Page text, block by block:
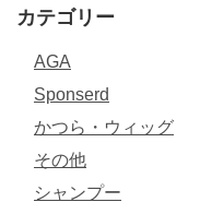
カテゴリー
AGA
Sponserd
かつら・ウィッグ
その他
シャンプー